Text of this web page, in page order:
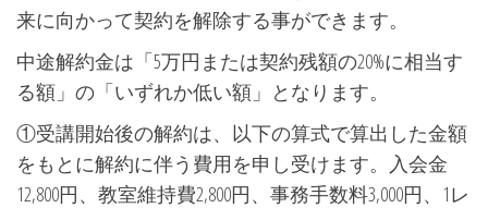
来に向かって契約を解除する事ができます。
中途解約金は「5万円または契約残額の20%に相当す
る額」の「いずれか低い額」となります。
①受講開始後の解約は、以下の算式で算出した金額
をもとに解約に伴う費用を申し受けます。入会金
12,800円、教室維持費2,800円、事務手数料3,000円、1レ